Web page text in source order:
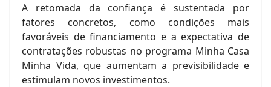
A retomada da confiança é sustentada por
fatores concretos, como condições mais
favoráveis de financiamento e a expectativa de
contratações robustas no programa Minha Casa
Minha Vida, que aumentam a previsibilidade e
estimulam novos investimentos.